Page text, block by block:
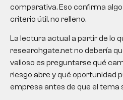
comparativa. Eso confirma
criterio útil, no relleno.
La lectura actual a partir de lo
researchgate.net no debería
valioso es preguntarse qué
riesgo abre y qué oportunidad
empresa antes de que el tema